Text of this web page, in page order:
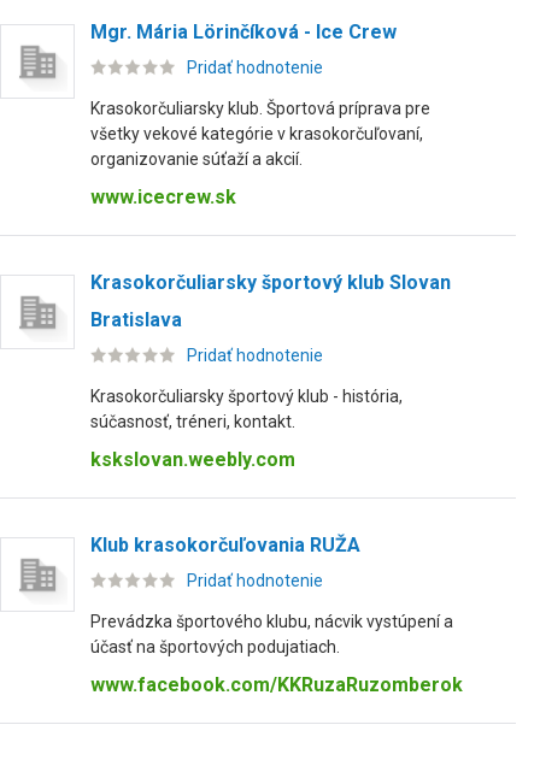
Mgr. Mária Lörinčíková - Ice Crew
Pridať hodnotenie
Krasokorčuliarsky klub. Športová príprava pre
všetky vekové kategórie v krasokorčuľovaní,
organizovanie súťaží a akcií.
www.icecrew.sk
Krasokorčuliarsky športový klub Slovan
Bratislava
Pridať hodnotenie
Krasokorčuliarsky športový klub - história,
súčasnosť, tréneri, kontakt.
kskslovan.weebly.com
Klub krasokorčuľovania RUŽA
Pridať hodnotenie
Prevádzka športového klubu, nácvik vystúpení a
účasť na športových podujatiach.
www.facebook.com/KKRuzaRuzomberok